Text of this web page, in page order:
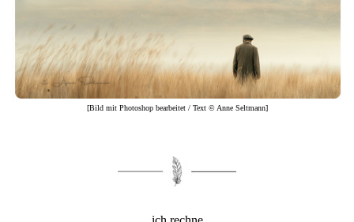
[Bild mit Photoshop bearbeitet / Text © Anne Seltmann]